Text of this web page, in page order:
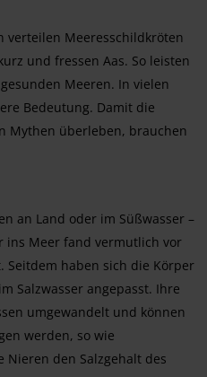
verteilen Meeresschildkröten
und fressen Aas. So leisten
Meeren. In vielen
Bedeutung. Damit die
Mythen überleben, brauchen
an Land oder im Süßwasser –
ins Meer fand vermutlich vor
Seitdem haben sich die Körper
Salzwasser angepasst. Ihre
umgewandelt und können
werden, so wie
Nieren den Salzgehalt des